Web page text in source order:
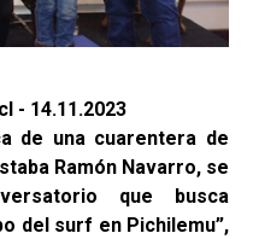
- 14.11.2023
de una cuarentera de
Ramón Navarro, se
que busca
del surf en Pichilemu”,